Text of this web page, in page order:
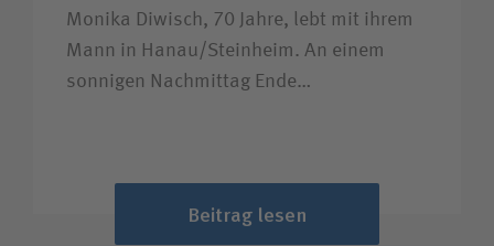
Monika Diwisch, 70 Jahre, lebt mit ihrem
Mann in Hanau/Steinheim. An einem
sonnigen Nachmittag Ende…
Beitrag lesen